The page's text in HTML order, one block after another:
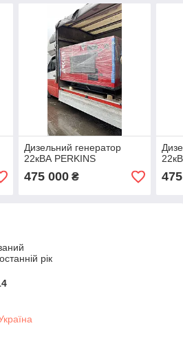
Дизельний генератор
22кВА PERKINS
475 000₴
рік